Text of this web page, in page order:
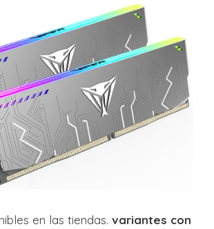
en las tiendas. variantes con